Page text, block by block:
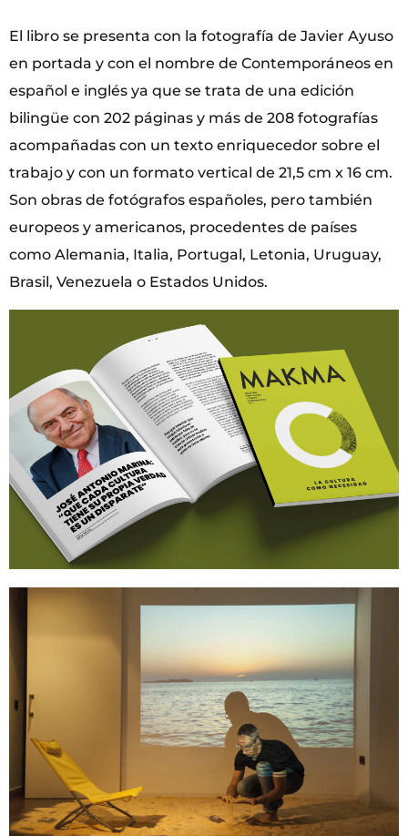
El libro se presenta con la fotografía de Javier Ayuso
en portada y con el nombre de Contemporáneos en
español e inglés ya que se trata de una edición
bilingüe con 202 páginas y más de 208 fotografías
acompañadas con un texto enriquecedor sobre el
trabajo y con un formato vertical de 21,5 cm x 16 cm.
Son obras de fotógrafos españoles, pero también
europeos y americanos, procedentes de países
como Alemania, Italia, Portugal, Letonia, Uruguay,
Brasil, Venezuela o Estados Unidos.